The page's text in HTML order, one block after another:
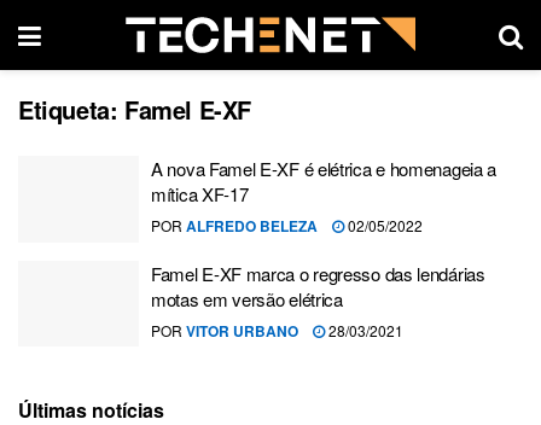
Etiqueta: Famel E-XF
A nova Famel E-XF é elétrica e homenageia a
mítica XF-17
POR ALFREDO BELEZA 02/05/2022
Famel E-XF marca o regresso das lendárias
motas em versão elétrica
POR VITOR URBANO 28/03/2021
Últimas notícias